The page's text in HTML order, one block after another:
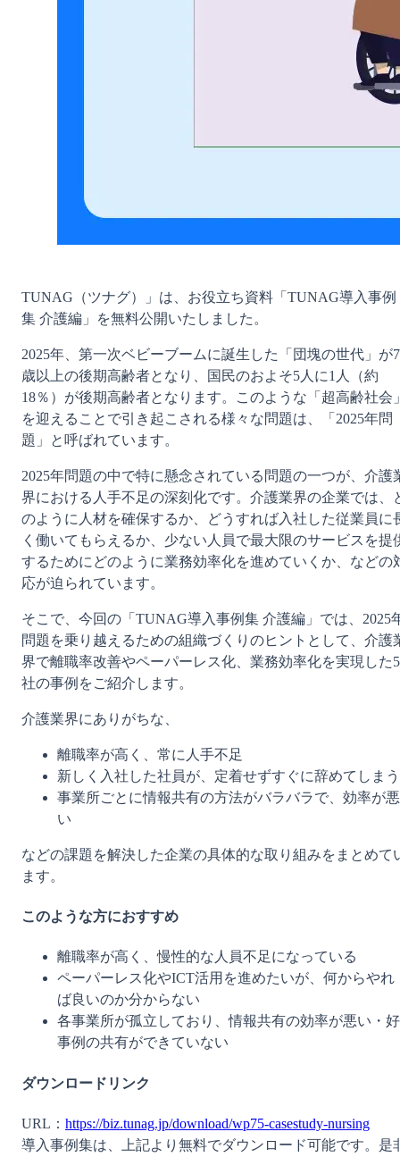
TUNAG（ツナグ）」は、お役立ち資料「TUNAG導入事例
集 介護編」を無料公開いたしました。
2025年、第一次ベビーブームに誕生した「団塊の世代」が
歳以上の後期高齢者となり、国民のおよそ5人に1人（約
18％）が後期高齢者となります。このような「超高齢社会
を迎えることで引き起こされる様々な問題は、「2025年問
題」と呼ばれています。
2025年問題の中で特に懸念されている問題の一つが、介護
界における人手不足の深刻化です。介護業界の企業では、
のように人材を確保するか、どうすれば入社した従業員に
く働いてもらえるか、少ない人員で最大限のサービスを提
するためにどのように業務効率化を進めていくか、などの
応が迫られています。
そこで、今回の「TUNAG導入事例集 介護編」では、2025
問題を乗り越えるための組織づくりのヒントとして、介護
界で離職率改善やペーパーレス化、業務効率化を実現した5
社の事例をご紹介します。
介護業界にありがちな、
離職率が高く、常に人手不足
新しく入社した社員が、定着せずすぐに辞めてしまう
事業所ごとに情報共有の方法がバラバラで、効率が悪
い
などの課題を解決した企業の具体的な取り組みをまとめて
ます。
このような方におすすめ
離職率が高く、慢性的な人員不足になっている
ペーパーレス化やICT活用を進めたいが、何からやれ
ば良いのか分からない
各事業所が孤立しており、情報共有の効率が悪い・好
事例の共有ができていない
ダウンロードリンク
URL： https://biz.tunag.jp/download/wp75-casestudy-nursing
導入事例集は、上記より無料でダウンロード可能です。是